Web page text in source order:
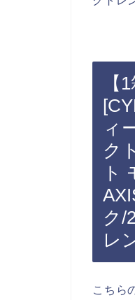
【
ィ
ク
ト
ク/
レ
こちら